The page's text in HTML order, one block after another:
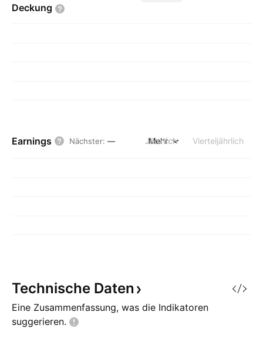
Deckung
Earnings Nächster: — Jährlich Vierteljährlich
Mehr
Technische Daten
Eine Zusammenfassung, was die Indikatoren
suggerieren.